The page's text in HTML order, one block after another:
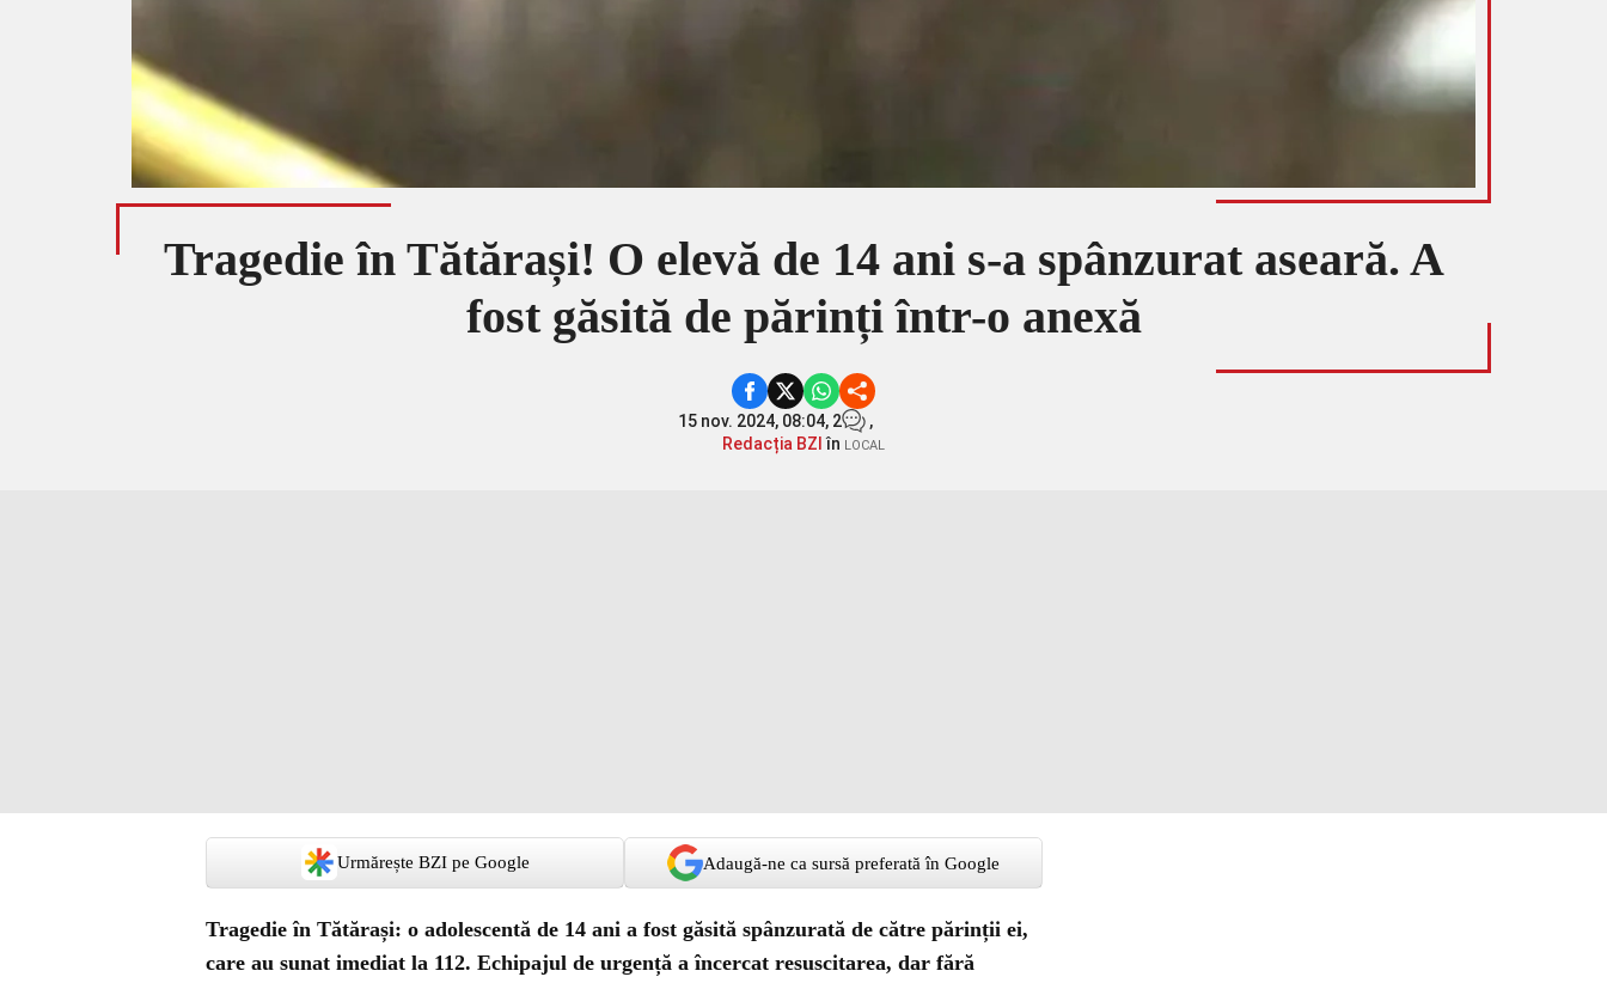
Tragedie în Tătărași! O elevă de 14 ani s-a spânzurat aseară. A
fost găsită de părinți într-o anexă
15 nov. 2024, 08:04, 2
,
Redacția BZI în LOCAL
Urmărește BZI pe Google Adaugă-ne ca sursă preferată în Google
Tragedie în Tătărași: o adolescentă de 14 ani a fost găsită spânzurată de către părinții ei,
care au sunat imediat la 112. Echipajul de urgență a încercat resuscitarea, dar fără